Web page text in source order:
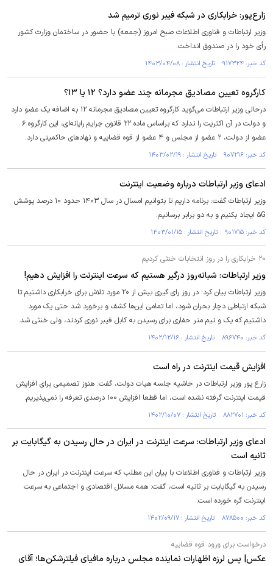
زارع‌پور: خرابکاری در شبکه فیبر نوری ترمیم شد
وزیر ارتباطات و فناوری اطلاعات صبح امروز (جمعه) با حضور در ساختمان وزارت کشور
رأی خود را در صندوق انداخت.
کد خبر: ۹۱۷۳۲۴ تاریخ انتشار : ۱۴۰۳/۰۴/۰۸
کارگروه تعیین مصادیق مجرمانه چند عضو دارد؟ ۱۲ یا ۱۳؟
درحالی وزیر ارتباطات می‌گوید کارگروه تعیین مصادیق مجرمانه ۱۲ به اضافه یک عضو دارد
و دولت در آن اکثریت را ندارد که براساس ماده ۲۲ قانون جرایم رایانه‌ای، این کارگروه ۶
عضو از دولت، ۲ عضو از مجلس و ۴ عضو از قوه قضاییه و نهاد‌های حاکمیتی دارد.
کد خبر: ۹۰۷۲۱۶ تاریخ انتشار : ۱۴۰۳/۰۲/۱۹
ادعای وزیر ارتباطات درباره وضعیت اینترنت
وزیر ارتباطات گفت: برنامه داریم تا بتوانیم امسال در سال ۱۴۰۳ حدود ۱۰ درصد پوشش
۵G ایجاد بکنیم و به دو برابر برسانیم.
کد خبر: ۹۰۱۷۱۵ تاریخ انتشار : ۱۴۰۳/۰۱/۱۵
۲۰ خرابکاری را در روز انتخابات خنثی کردیم
وزیر ارتباطات: شبانه‌روز درگیر هستیم که سرعت اینترنت را افزایش دهیم!
وزیر ارتباطات بیان کرد: در روز رای گیری بیش از ۲۰ مورد تلاش برای خرابکاری داشتیم تا
شبکه ارتباطی دچار بحران شود، اما تمامی این‌ها کشف و برخورد شد حتی یک مورد
داشتیم که یک و نیم متر حفاری برای رسیدن به کابل فیبر نوری کردند، ولی خنثی شد.
کد خبر: ۸۹۶۷۴۰ تاریخ انتشار : ۱۴۰۲/۱۲/۱۶
افزایش قیمت اینترنت در راه است
زارع پور وزیر ارتباطات در حاشیه جلسه هیات دولت، گفت: هنوز تصمیمی برای افزایش
قیمت اینترنت گرفته نشده است، اما قطعا افزایش ۱۰۰ درصدی تعرفه را نمی‌پذیریم.
کد خبر: ۸۸۲۷۰۱ تاریخ انتشار : ۱۴۰۲/۱۰/۰۷
ادعای وزیر ارتباطات: سرعت اینترنت در ایران در حال رسیدن به گیگابایت بر
ثانیه است
وزیر ارتباطات و فناوری اطلاعات با بیان این مطلب که سرعت اینترنت در ایران در حال
رسیدن به گیگابایت بر ثانیه است، گفت: همه مسائل اقتصادی و اجتماعی به سرعت
اینترنت گره خورده است.
کد خبر: ۸۷۸۵۰۰ تاریخ انتشار : ۱۴۰۲/۰۹/۱۷
درخواست برای ورود قوه قضاییه
عکس| پس لرزه اظهارات نماینده مجلس درباره مافیای فیلترشکن‌ها؛ آقای